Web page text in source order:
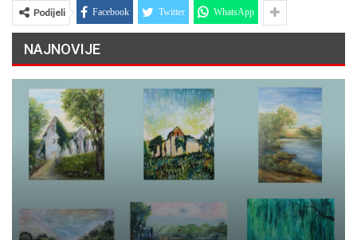
Podijeli Facebook Twitter WhatsApp
NAJNOVIJE